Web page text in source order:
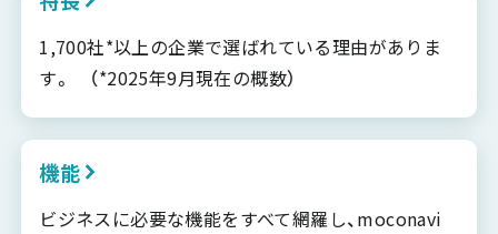
1,700社*以上の企業で選ばれている理由がありま
す。 （*2025年9月現在の概数）
機能
ビジネスに必要な機能をすべて網羅し、moconavi